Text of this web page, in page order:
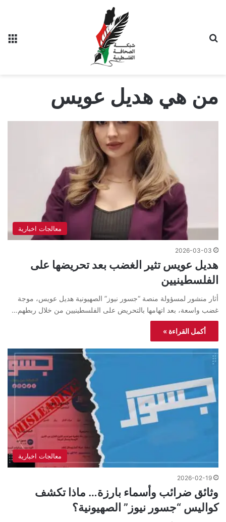
من هي هديل عويس
معالجات اخبارية
2026-03-03
هديل عويس تثير الغضب بعد تحريضها على
الفلسطينيين
أثار منشور لمسؤولة منصة “جسور نيوز” الصهيونية هديل عويس، موجة
غضب واسعة، بعد اتهامها بالتحريض على الفلسطينيين من خلال ربطهم…
أكمل القراءة »
معالجات اخبارية
2026-02-19
وثائق ضرائب وأسماء بارزة… ماذا تكشف
كواليس “جسور نيوز” الصهيونية؟